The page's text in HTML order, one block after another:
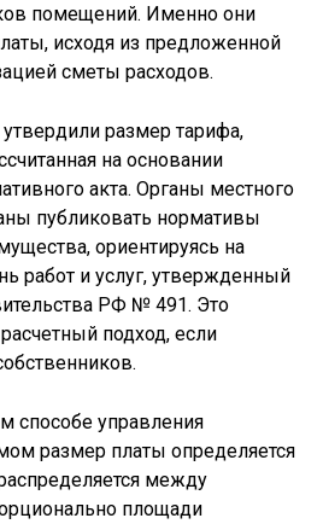
помещений. Именно они
исходя из предложенной
сметы расходов.
размер тарифа,
на основании
акта. Органы местного
публиковать нормативы
ориентируясь на
работ и услуг, утвержденный
РФ № 491. Это
подход, если
способе управления
размер платы определяется
между
площади